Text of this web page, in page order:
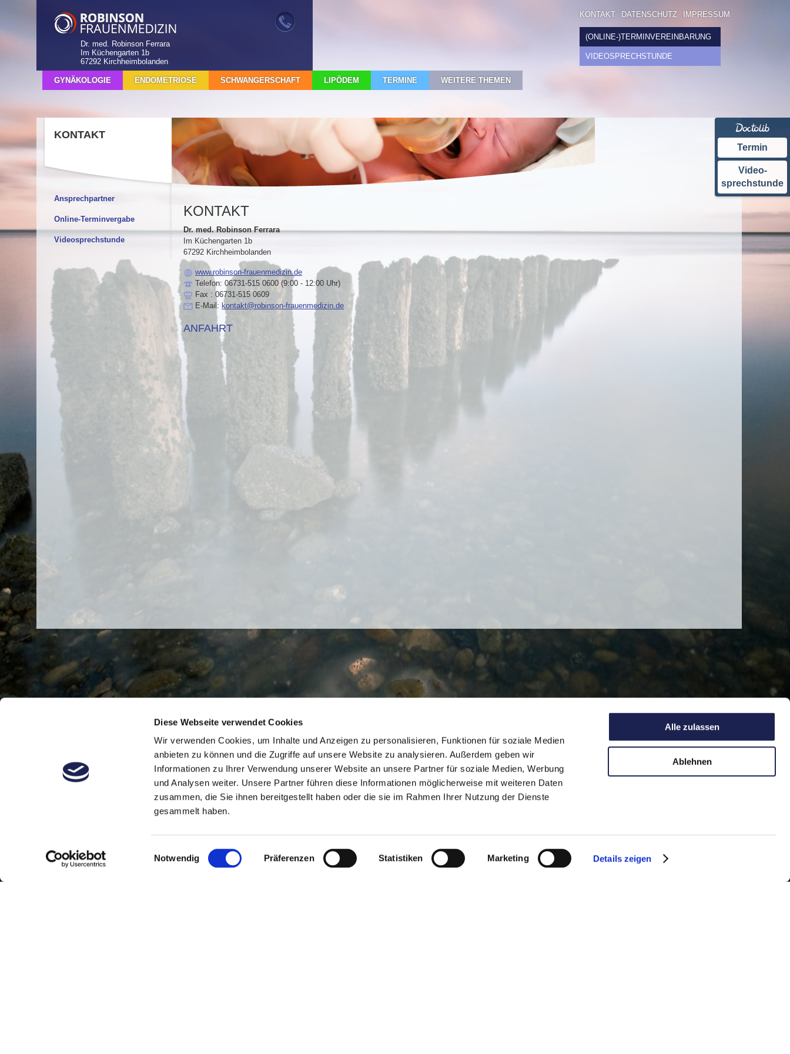
Diese Webseite verwendet Cookies
Wir verwenden Cookies, um Inhalte und Anzeigen zu personalisieren, Funktionen für soziale Medien
anbieten zu können und die Zugriffe auf unsere Website zu analysieren. Außerdem geben wir
Informationen zu Ihrer Verwendung unserer Website an unsere Partner für soziale Medien, Werbung
und Analysen weiter. Unsere Partner führen diese Informationen möglicherweise mit weiteren Daten
zusammen, die Sie ihnen bereitgestellt haben oder die sie im Rahmen Ihrer Nutzung der Dienste
gesammelt haben.
Einwilligungsauswahl
Notwendig Präferenzen Statistiken Marketing Details zeigen
Alle zulassen
Ablehnen
Termin
Video-
sprechstunde
Dr. med. Robinson Ferrara
Im Küchengarten 1b
67292 Kirchheimbolanden
KONTAKT DATENSCHUTZ IMPRESSUM
(ONLINE-)TERMINVEREINBARUNG
VIDEOSPRECHSTUNDE
GYNÄKOLOGIE ENDOMETRIOSE SCHWANGERSCHAFT LIPÖDEM TERMINE WEITERE THEMEN
KONTAKT
Ansprechpartner
Online-Terminvergabe
Videosprechstunde
KONTAKT
Dr. med. Robinson Ferrara
Im Küchengarten 1b
67292 Kirchheimbolanden
www.robinson-frauenmedizin.de
Telefon: 06731-515 0600 (9:00 - 12:00 Uhr)
Fax : 06731-515 0609
E-Mail: kontakt@robinson-frauenmedizin.de
ANFAHRT
Dr. med. Robinson Ferrara
Dr. Ferrara bei Frauenärzte im Netz:
frauenaerzte-im-netz.de/ferrara
Dr .med. Robinson Ferrara